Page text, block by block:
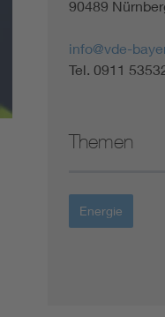
90489
info@vde-
Tel. 0911
Themen
Energie